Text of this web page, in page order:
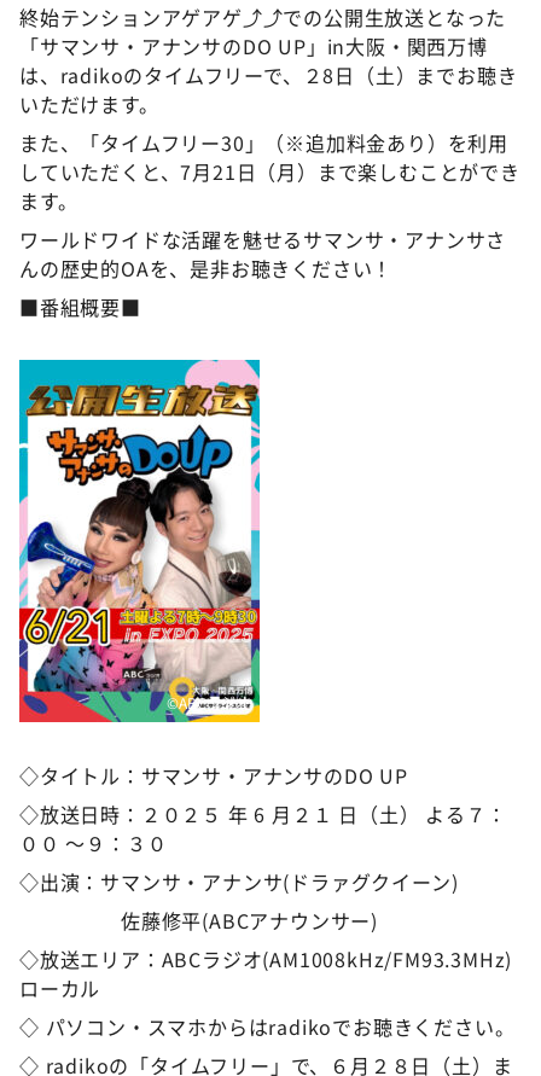
終始テンションアゲアゲ⤴⤴での公開生放送となった
「サマンサ・アナンサのDO UP」in大阪・関西万博
は、radikoのタイムフリーで、２8日（土）までお聴き
いただけます。
また、「タイムフリー30」（※追加料金あり）を利用
していただくと、7月21日（月）まで楽しむことができ
ます。
ワールドワイドな活躍を魅せるサマンサ・アナンサさ
んの歴史的OAを、是非お聴きください！
■番組概要■
©️ABCラジオ
◇タイトル：サマンサ・アナンサのDO UP
◇放送日時：２０２５ 年 6 月２１ 日（土） よる７：
００ ～９：３０
◇出演：サマンサ・アナンサ(ドラァグクイーン)
佐藤修平(ABCアナウンサー)
◇放送エリア：ABCラジオ(AM1008kHz/FM93.3MHz)
ローカル
◇ パソコン・スマホからはradikoでお聴きください。
◇ radikoの「タイムフリー」で、６月２８日（土）ま